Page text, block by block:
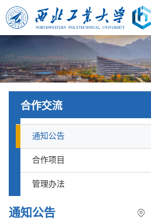
合作交流
通知公告
合作项目
管理办法
通知公告